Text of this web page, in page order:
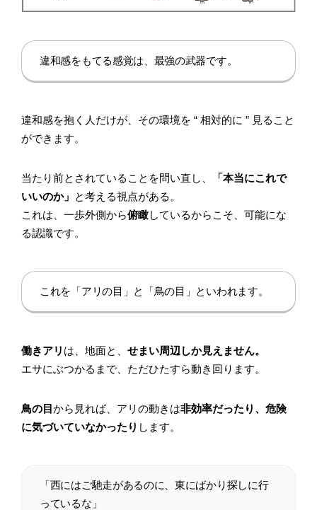
違和感をもてる感覚は、最強の武器です。
違和感を抱く人だけが、その環境を “ 相対的に ” 見ること
ができます。
当たり前とされていることを問い直し、
「本当にこれで
いいのか」 と考える視点がある。
これは、一歩外側から俯瞰しているからこそ、可能にな
る認識です。
これを「アリの目」と「鳥の目」といわれます。
働きアリ は、地面と、 せまい周辺しか見えません。
エサにぶつかるまで、ただひたすら動き回ります。
鳥の目 から見れば、アリの動きは非効率だったり、危険
に気づいていなかったり します。
「西にはご馳走があるのに、東にばかり探しに行
っているな」